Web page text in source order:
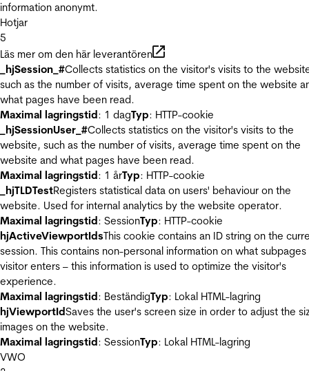
information anonymt.
Hotjar
5
Läs mer om den här leverantören
_hjSession_#Collects statistics on the visitor's visits to the
such as the number of visits, average time spent on the website
what pages have been read.
Maximal lagringstid: 1 dagTyp: HTTP-cookie
_hjSessionUser_#Collects statistics on the visitor's visits to the
website, such as the number of visits, average time spent on the
website and what pages have been read.
Maximal lagringstid: 1 årTyp: HTTP-cookie
_hjTLDTestRegisters statistical data on users' behaviour on the
website. Used for internal analytics by the website operator.
Maximal lagringstid: SessionTyp: HTTP-cookie
hjActiveViewportIdsThis cookie contains an ID string on the
session. This contains non-personal information on what
visitor enters – this information is used to optimize the visitor's
experience.
Maximal lagringstid: BeständigTyp: Lokal HTML-lagring
hjViewportIdSaves the user's screen size in order to adjust the
images on the website.
Maximal lagringstid: SessionTyp: Lokal HTML-lagring
VWO